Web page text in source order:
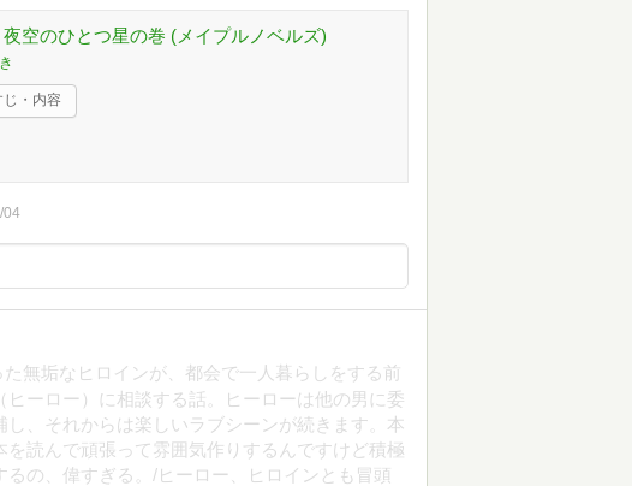
空のひとつ星の巻 (メイプルノベルズ)
・内容
04
無垢なヒロインが、都会で一人暮らしをする前
ーロー）に相談する話。ヒーローは他の男に委
、それからは楽しいラブシーンが続きます。本
読んで頑張って雰囲気作りするんですけど積極
の、偉すぎる。/ヒーロー、ヒロインとも冒頭